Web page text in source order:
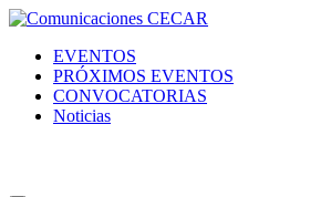
EVENTOS
PRÓXIMOS EVENTOS
CONVOCATORIAS
Noticias